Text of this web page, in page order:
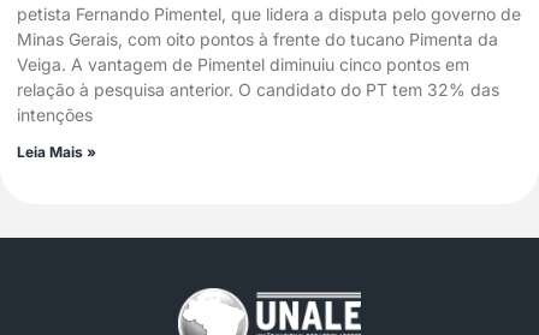
petista Fernando Pimentel, que lidera a disputa pelo governo de
Minas Gerais, com oito pontos à frente do tucano Pimenta da
Veiga. A vantagem de Pimentel diminuiu cinco pontos em
relação à pesquisa anterior. O candidato do PT tem 32% das
intenções
Leia Mais »